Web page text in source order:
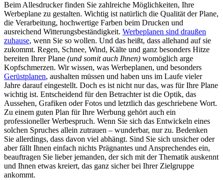
Beim Allesdrucker finden Sie zahlreiche Möglichkeiten, Ihre
Werbeplane zu gestalten. Wichtig ist natürlich die Qualität der Plane,
die Verarbeitung, hochwertige Farben beim Drucken und
ausreichend Witterungsbeständigkeit. Werbeplanen sind draußen
zuhause, wenn Sie so wollen. Und das heißt, dass allehand auf sie
zukommt. Regen, Schnee, Wind, Kälte und ganz besonders Hitze
bereiten Ihrer Plane (und somit auch Ihnen) womöglich arge
Kopfschmerzen. Wir wissen, was Werbeplanen, und besonders
Gerüstplanen, aushalten müssen und haben uns im Laufe vieler
Jahre darauf eingestellt. Doch es ist nicht nur das, was für Ihre Plane
wichtig ist. Entscheidend für den Betrachter ist die Optik, das
Aussehen, Grafiken oder Fotos und letztlich das geschriebene Wort.
Zu einem guten Plan für Ihre Werbung gehört auch ein
professioneller Werbespruch. Wenn Sie sich das Entwickeln eines
solchen Spruches allein zutrauen – wunderbar, nur zu. Bedenken
Sie allerdings, dass davon viel abhängt. Sind Sie sich unsicher oder
aber fällt Ihnen einfach nichts Prägnantes und Ansprechendes ein,
beauftragen Sie lieber jemanden, der sich mit der Thematik auskennt
und Ihnen etwas kreiert, das ganz sicher bei Ihrer Zielgruppe
ankommt.